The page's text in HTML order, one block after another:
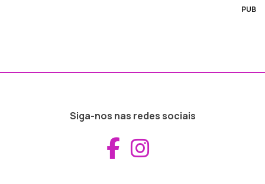
PUB
Siga-nos nas redes sociais
Aceder ao